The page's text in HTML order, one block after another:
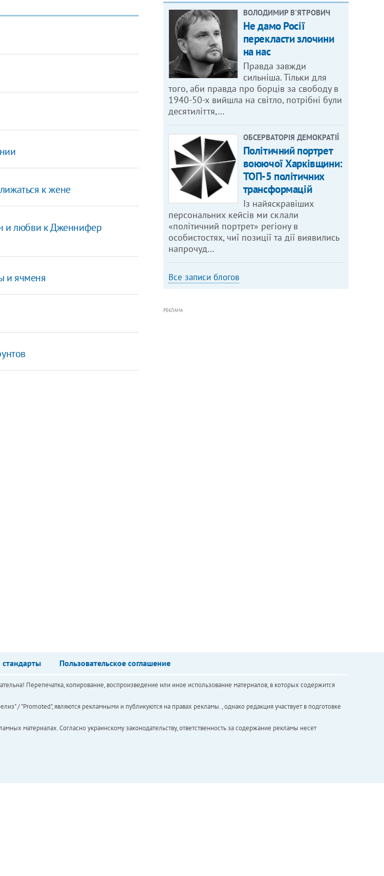
к жене
и любви к Дженнифер
и ячменя
ВОЛОДИМИР В'ЯТРОВИЧ
Не дамо Росії
перекласти злочини
на нас
Правда завжди
сильніша. Тільки для
того, аби правда про борців за свободу в
1940-50-х вийшла на світло, потрібні були
десятиліття,…
ОБСЕРВАТОРІЯ ДЕМОКРАТІЇ
Політичний портрет
воюючої Харківщини:
ТОП-5 політичних
трансформацій
Із найяскравіших
персональних кейсів ми склали
«політичний портрет» регіону в
особистостях, чиї позиції та дії виявились
напрочуд…
Все записи блогов
РЕКЛАМА
Пользовательское соглашение
Перепечатка, копирование, воспроизведение или иное использование материалов, в которых содержится
/ "Promoted", являются рекламными и публикуются на правах рекламы. , однако редакция участвует в подготовке
материалах. Согласно украинскому законодательству, ответственность за содержание рекламы несет